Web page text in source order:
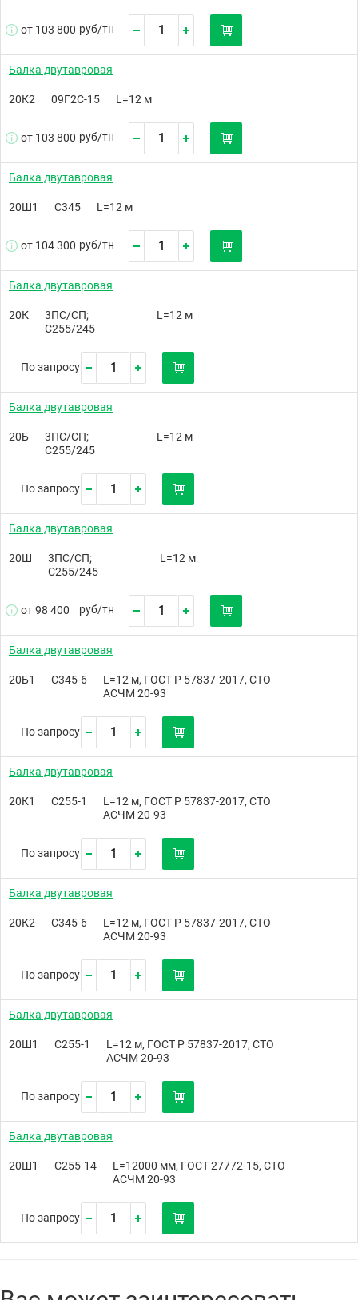
от 103 800 руб/тн
Балка двутавровая
20К2 09Г2С-15 L=12 м
от 103 800 руб/тн
Балка двутавровая
20Ш1 С345 L=12 м
от 104 300 руб/тн
Балка двутавровая
20К
3ПС/СП;
С255/245
L=12 м
По запросу
Балка двутавровая
20Б
3ПС/СП;
С255/245
L=12 м
По запросу
Балка двутавровая
20Ш
3ПС/СП;
С255/245
L=12 м
от 98 400 руб/тн
Балка двутавровая
20Б1 С345-6
L=12 м, ГОСТ Р 57837-2017, СТО
АСЧМ 20-93
По запросу
Балка двутавровая
20К1 С255-1
L=12 м, ГОСТ Р 57837-2017, СТО
АСЧМ 20-93
По запросу
Балка двутавровая
20К2 С345-6
L=12 м, ГОСТ Р 57837-2017, СТО
АСЧМ 20-93
По запросу
Балка двутавровая
20Ш1 С255-1
L=12 м, ГОСТ Р 57837-2017, СТО
АСЧМ 20-93
По запросу
Балка двутавровая
20Ш1 С255-14
L=12000 мм, ГОСТ 27772-15, СТО
АСЧМ 20-93
По запросу